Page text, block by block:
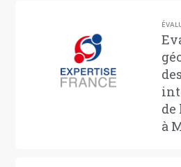
des
à